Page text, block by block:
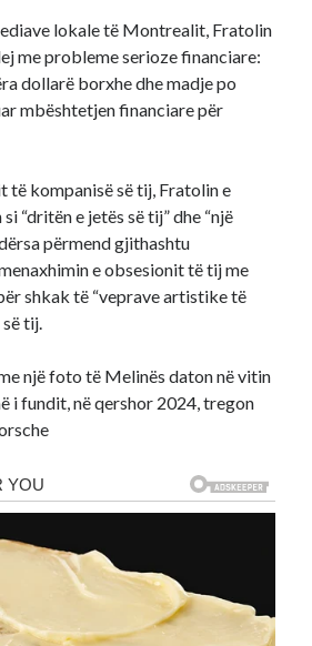
lokale të Montrealit, Fratolin
me probleme serioze financiare:
dollarë borxhe dhe madje po
mbështetjen financiare për
të kompanisë së tij, Fratolin e
“dritën e jetës së tij” dhe “një
përmend gjithashtu
e obsesionit të tij me
shkak të “veprave artistike të
tij.
një foto të Melinës daton në vitin
i fundit, në qershor 2024, tregon